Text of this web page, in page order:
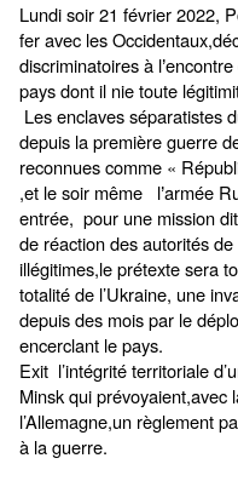
Lundi soir 21 février 2022,
fer avec les
discriminatoires à l’encontre
pays dont il nie toute
Les enclaves séparatistes
depuis la première guerre
reconnues comme «
,et le soir même l’armée
entrée, pour une mission
de réaction des autorités
illégitimes,le prétexte sera
totalité de l’Ukraine, une
depuis des mois par le
encerclant le pays.
Exit l’intégrité territoriale
Minsk qui prévoyaient,avec
l’Allemagne,un règlement
à la guerre.